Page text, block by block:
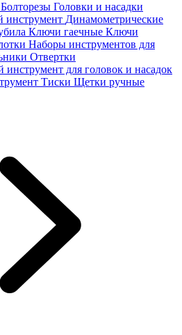
Болторезы Головки и насадки
инструмент Динамометрические
Ключи гаечные Ключи
Наборы инструментов для
Отвертки
для головок и насадок
Тиски Щетки ручные